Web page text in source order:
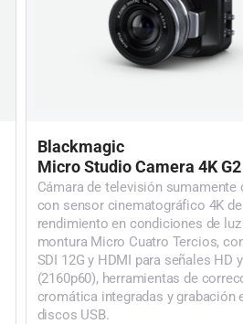
Blackmagic
MicroStudio Camera 4K G2
Cámara de televisión sumamente
con sensor cinematográfico 4K
rendimiento en condiciones de
montura Micro Cuatro Tercios,
SDI 12G y HDMI para señales HD
(2160p60), herramientas de
cromática integradas y grabación
discos USB.